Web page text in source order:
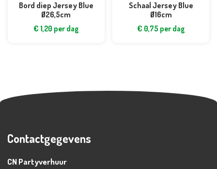
Bord diep Jersey Blue
Ø26,5cm
€ 1,20 per dag
Schaal Jersey Blue
Ø16cm
€ 0,75 per dag
Contactgegevens
CN Partyverhuur